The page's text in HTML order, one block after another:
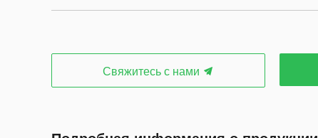
Свяжитесь с нами